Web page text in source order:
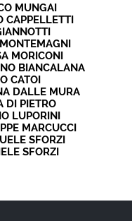
MUNGAI
CAPPELLETTI
MORICONI
BIANCALANA
CATOI
DALLE MURA
DI PIETRO
LUPORINI
MARCUCCI
SFORZI
SFORZI